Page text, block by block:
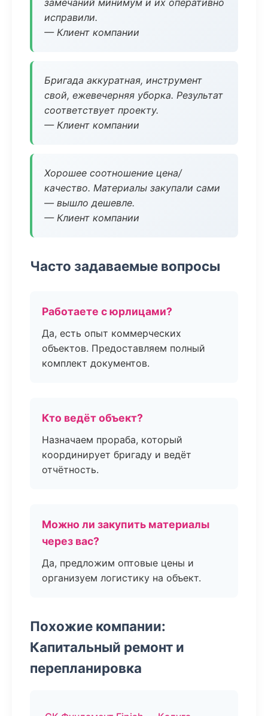
замечаний минимум и их оперативно
исправили.
— Клиент компании
Бригада аккуратная, инструмент
свой, ежевечерняя уборка. Результат
соответствует проекту.
— Клиент компании
Хорошее соотношение цена/
качество. Материалы закупали сами
— вышло дешевле.
— Клиент компании
Часто задаваемые вопросы
Работаете с юрлицами?
Да, есть опыт коммерческих
объектов. Предоставляем полный
комплект документов.
Кто ведёт объект?
Назначаем прораба, который
координирует бригаду и ведёт
отчётность.
Можно ли закупить материалы
через вас?
Да, предложим оптовые цены и
организуем логистику на объект.
Похожие компании:
Капитальный ремонт и
перепланировка